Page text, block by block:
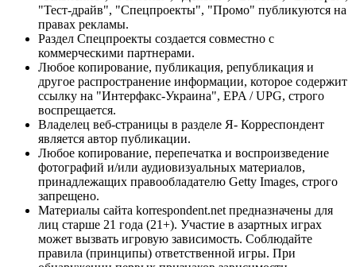
"Тест-драйв", "Спецпроекты", "Промо" публикуются на
правах рекламы.
Раздел Спецпроекты создается совместно с
коммерческими партнерами.
Любое копирование, публикация, републикация и
другое распространение информации, которое содержит
ссылку на "Интерфакс-Украина", EPA / UPG, строго
воспрещается.
Владелец веб-страницы в разделе Я- Корреспондент
является автор публикации.
Любое копирование, перепечатка и воспроизведение
фотографий и/или аудиовизуальных материалов,
принадлежащих правообладателю Getty Images, строго
запрещено.
Материалы сайта korrespondent.net предназначены для
лиц старше 21 года (21+). Участие в азартных играх
может вызвать игровую зависимость. Соблюдайте
правила (принципы) ответственной игры. При